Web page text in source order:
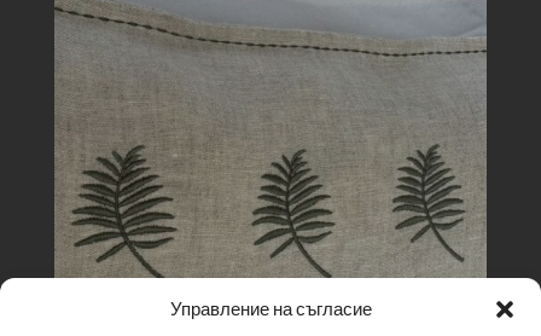
Управление на съгласие